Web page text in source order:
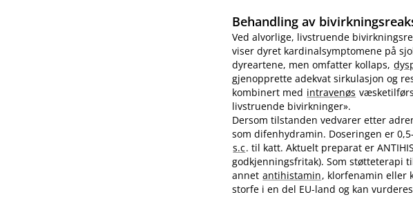
Behandling av
Ved alvorlige, livstruende
viser dyret kardinalsymptomene på
dyreartene, men omfatter kollaps,
gjenopprette adekvat sirkulasjon og
kombinert med intravenøs
livstruende bivirkninger».
Dersom tilstanden vedvarer etter
som difenhydramin. Doseringen er
s.c. til katt. Aktuelt preparat er
godkjenningsfritak). Som støtteterapi
annet antihistamin, klorfenamin eller
storfe i en del EU-land og kan